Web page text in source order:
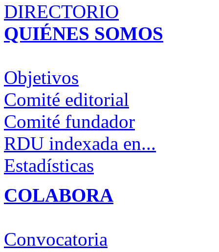
DIRECTORIO
QUIÉNES SOMOS
Objetivos
Comité editorial
Comité fundador
RDU indexada en...
Estadísticas
COLABORA
Convocatoria